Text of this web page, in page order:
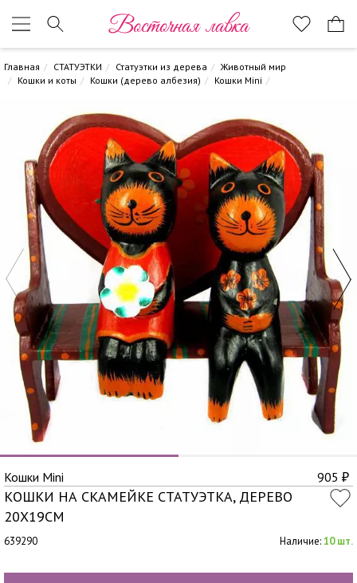
Восточная лавка
Главная СТАТУЭТКИ Статуэтки из дерева
Животный мир
Кошки и коты
Кошки (дерево албезия) Кошки Mini
Кошки Mini 905 ₽
КОШКИ НА СКАМЕЙКЕ СТАТУЭТКА, ДЕРЕВО
20Х19СМ
639290 Наличие:10 шт.